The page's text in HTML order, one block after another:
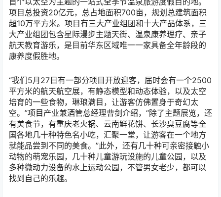
项目总投资20亿元，总占地面积700亩，规划总建筑面积
超10万平方米。项目有三大产业组团和十大产品体系，三
大产业组团包含星际漫步主题天街、温泉康养理疗、亲子
航天教育游乐，是目前华东区域唯一一家具备全年龄段的
康养度假胜地。
“我们5月27日有一部分项目开放迎客，届时会有一个2500
平方米的航天航空展，有静态模型和动态体验，以及太空
培育的一些食物，琳琅满目，让游客仿佛置身于奇幻太
空。”项目产业兼酒管总经理曹剑介绍，“除了主题展览，还
有美食节，有重庆老火锅、云南鲜花饼、长沙臭豆腐等全
国各地几十种特色名小吃，汇聚一堂，让游客在一个地方
就能品尝到不同的美食。”此外，还有几十种可亲密接触小
动物的萌宠乐园，几十种儿童游玩设施的儿童公园，以及
多种微动力设备的水上运动公园，不管男女老少，都可以
找到自己的乐趣。